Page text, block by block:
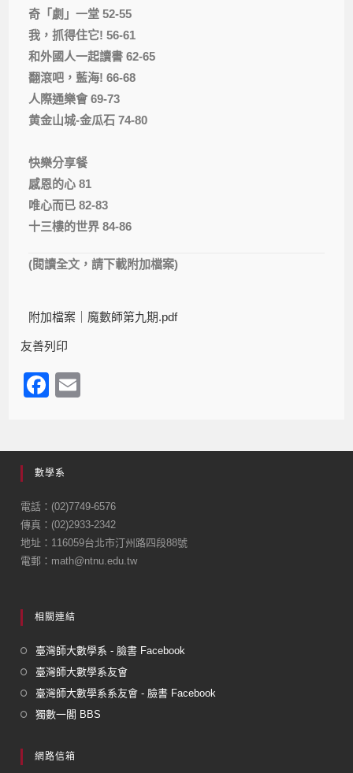
奇「劇」一堂 52-55
我，抓得住它! 56-61
和外國人一起讀書 62-65
翻滾吧，藍海! 66-68
人際通樂會 69-73
黄金山城-金瓜石 74-80
快樂分享餐
感恩的心 81
唯心而已 82-83
十三樓的世界 84-86
(閱讀全文，請下載附加檔案)
附加檔案｜ 魔數師第九期.pdf
友善列印
F
e
b
o
o
k
數學系
電話：(02)7749-6576
傳真：(02)2933-2342
地址：116059台北市汀州路四段88號
電郵：math@ntnu.edu.tw
相關連結
臺灣師大數學系 - 臉書 Facebook
臺灣師大數學系友會
臺灣師大數學系系友會 - 臉書 Facebook
獨數一閣 BBS
網路信箱